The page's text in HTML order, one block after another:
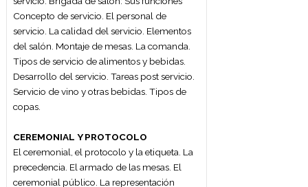
Cronogramas, agendas y programas.
Convocatoria de invitados: la invitación
el envío, seguimiento y acreditación. La
evaluación del evento.